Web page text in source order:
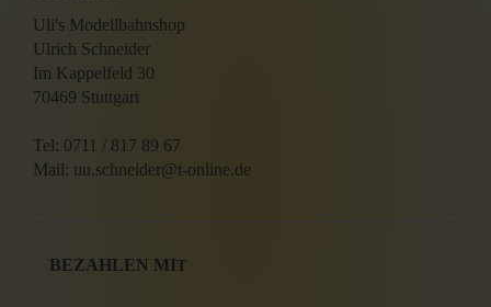
Uli's Modellbahnshop
Ulrich Schneider
Im Kappelfeld 30
70469 Stuttgart
Tel: 0711 / 817 89 67
Mail: uu.schneider@t-online.de
BEZAHLEN MIT